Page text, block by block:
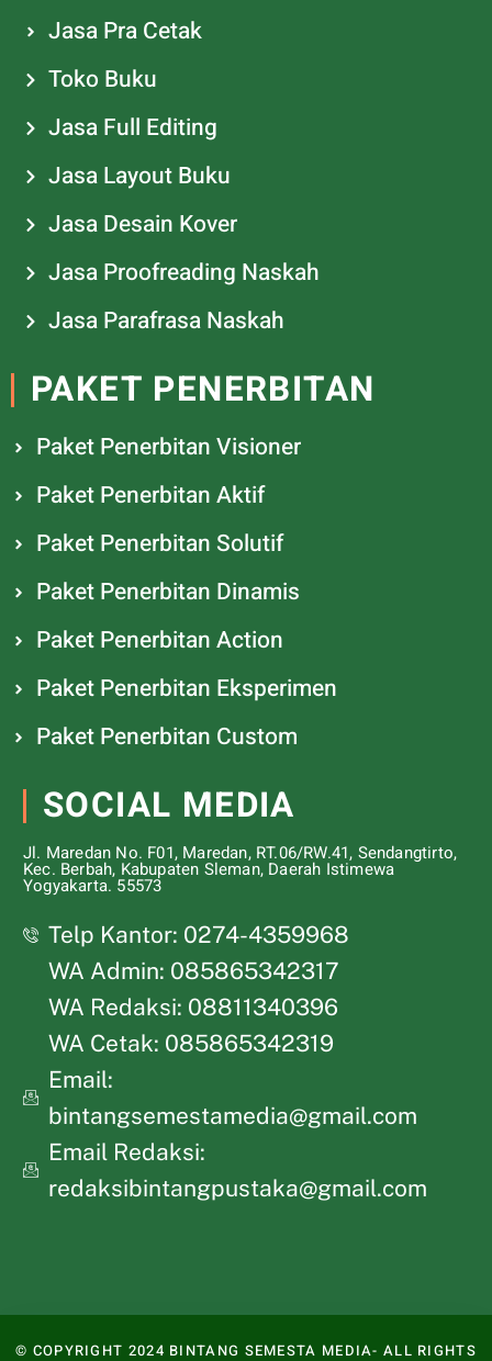
Jasa Pra Cetak
Toko Buku
Jasa Full Editing
Jasa Layout Buku
Jasa Desain Kover
Jasa Proofreading Naskah
Jasa Parafrasa Naskah
PAKET PENERBITAN
Paket Penerbitan Visioner
Paket Penerbitan Aktif
Paket Penerbitan Solutif
Paket Penerbitan Dinamis
Paket Penerbitan Action
Paket Penerbitan Eksperimen
Paket Penerbitan Custom
SOCIAL MEDIA
Jl. Maredan No. F01, Maredan, RT.06/RW.41, Sendangtirto,
Kec. Berbah, Kabupaten Sleman, Daerah Istimewa
Yogyakarta. 55573
Telp Kantor: 0274-4359968
WA Admin: 085865342317
WA Redaksi: 08811340396
WA Cetak: 085865342319
Email:
bintangsemestamedia@gmail.com
Email Redaksi:
redaksibintangpustaka@gmail.com
© COPYRIGHT 2024 BINTANG SEMESTA MEDIA- ALL RIGHTS